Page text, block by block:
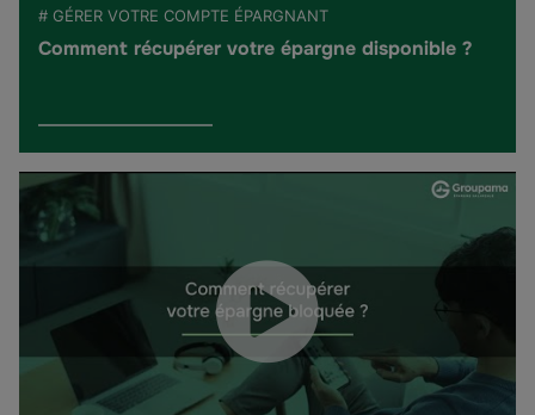
# GÉRER VOTRE COMPTE ÉPARGNANT
Comment récupérer votre épargne disponible ?